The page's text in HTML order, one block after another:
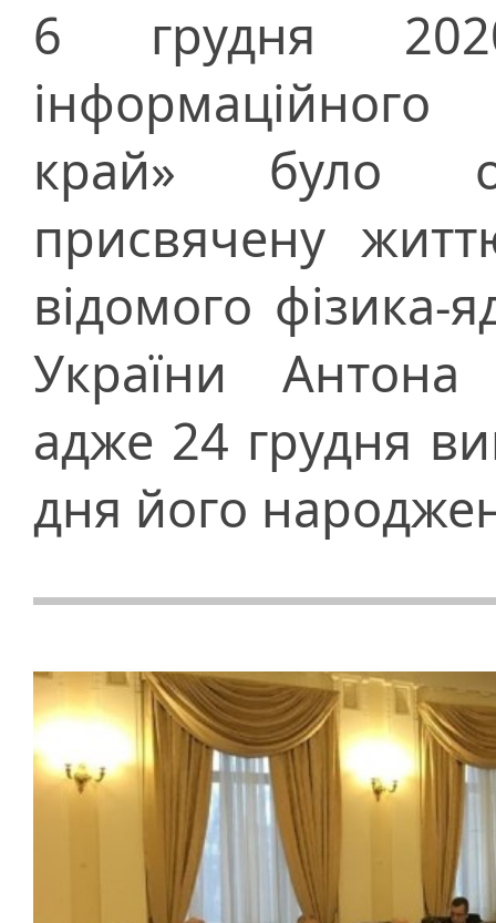
6 грудня
інформаційного
край» було
присвячену
відомого фізика-
України
адже 24 грудня
дня його